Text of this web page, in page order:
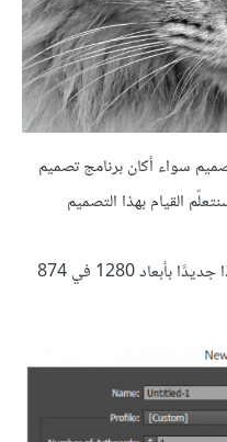
سواء أكان برنامج تصميم
القيام بهذا التصميم
افتح برنامج الإليسترتيور وأنشئ مستندًا جديدًا بأبعاد 1280 في 874